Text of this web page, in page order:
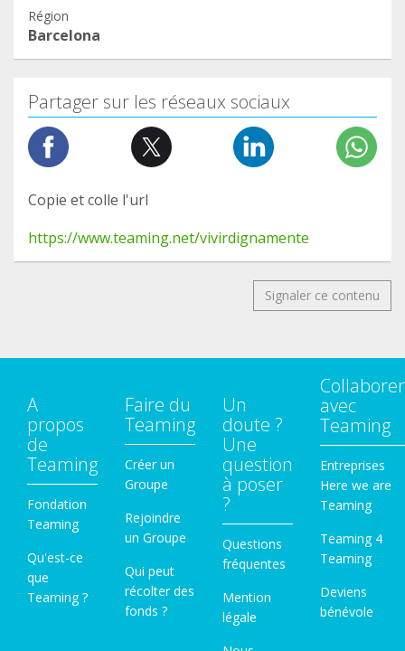
Région
Barcelona
Partager sur les réseaux sociaux
Copie et colle l'url
https://www.teaming.net/vivirdignamente
Signaler ce contenu
A
propos
de
Teaming
Fondation
Teaming
Qu'est-ce
que
Teaming ?
Faire du
Teaming
Créer un
Groupe
Rejoindre
un Groupe
Qui peut
récolter des
fonds ?
Un
doute ?
Une
question
à poser
?
Questions
fréquentes
Mention
légale
Collaborer
avec
Teaming
Entreprises
Here we are
Teaming
Teaming 4
Teaming
Deviens
bénévole